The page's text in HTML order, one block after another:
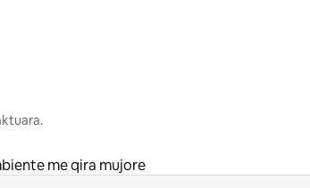
me qira mujore